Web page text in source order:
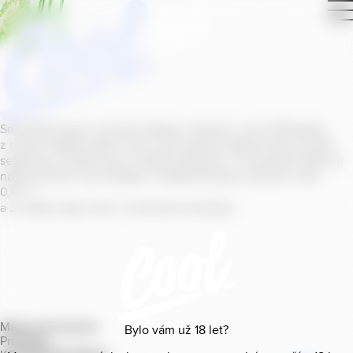
Bylo vám už 18 let?
Smícháním piva s ovocnou šťávou vytvořil v roce
z našich sládků
segmentu na bázi piva v České republice. V současné době se
naše portfolio Cool skládá z nealkoholických příchutí s alk.
0
a z nealko řady Cool+ s funkčními benefity.
Mapa provozoven
Produkty